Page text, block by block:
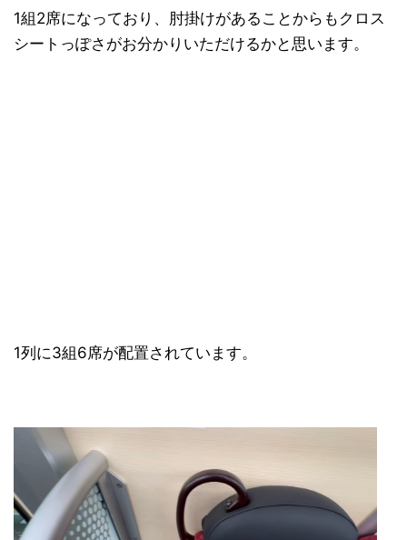
1組2席になっており、肘掛けがあることからもクロス
シートっぽさがお分かりいただけるかと思います。
1列に3組6席が配置されています。